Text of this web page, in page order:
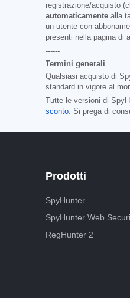
registrazione/acquisto
automaticamente alla
un utente con
presenti nella pagina di
------
Termini generali
Qualsiasi acquisto di
standard in vigore al
Tutte le versioni di
sconto . Si prega di
Prodotti
SpyHunter
SpyHunter Web
RegHunter 2